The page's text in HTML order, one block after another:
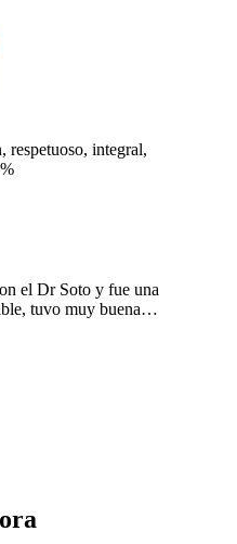
respetuoso, integral,
el Dr Soto y fue una
tuvo muy buena
dudas me explicó
los términos que no
Agradezco su enfoque en